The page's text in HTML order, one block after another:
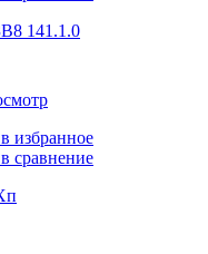
141.1.0
избранное
сравнение